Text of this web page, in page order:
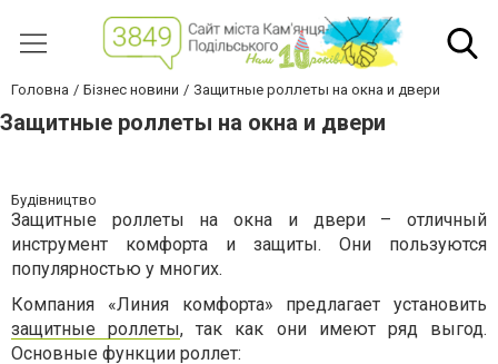
Головна Бізнес новини Защитные роллеты на окна и двери
Защитные роллеты на окна и двери
Будівництво
Защитные роллеты на окна и двери – отличный
инструмент комфорта и защиты. Они пользуются
популярностью у многих.
Компания «Линия комфорта» предлагает установить
защитные роллеты, так как они имеют ряд выгод.
Основные функции роллет: